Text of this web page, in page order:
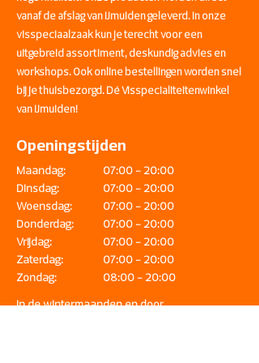
Heemstede, Vijfhuizen, Zwanenburg en
Amsterdam.
vanaf de afslag van IJmuiden geleverd. In onze
visspeciaalzaak kun je terecht voor een
uitgebreid assortiment, deskundig advies en
workshops. Ook online bestellingen worden snel
bij je thuisbezorgd. Dé Visspecialiteitenwinkel
van IJmuiden!
Openingstijden
Maandag:
Dinsdag:
Woensdag:
Donderdag:
Vrijdag:
Zaterdag:
Zondag:
07:00 - 20:00
07:00 - 20:00
07:00 - 20:00
07:00 - 20:00
07:00 - 20:00
07:00 - 20:00
08:00 - 20:00
In de wintermaanden en door